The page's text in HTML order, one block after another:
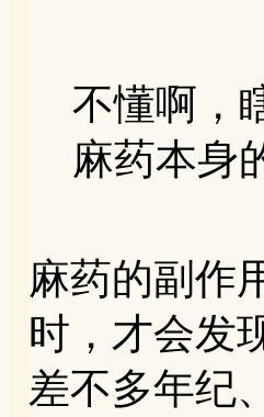
不懂啊，
麻药本身
麻药的副作
时，才会发
差不多年纪